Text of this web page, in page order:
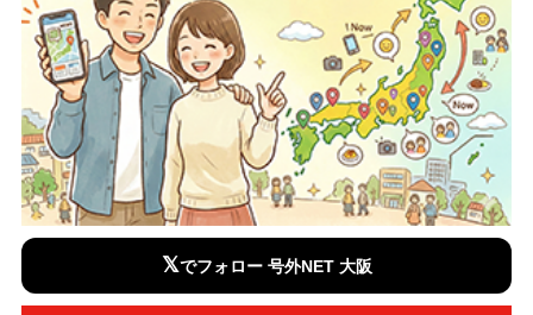
𝕏でフォロー 号外NET 大阪